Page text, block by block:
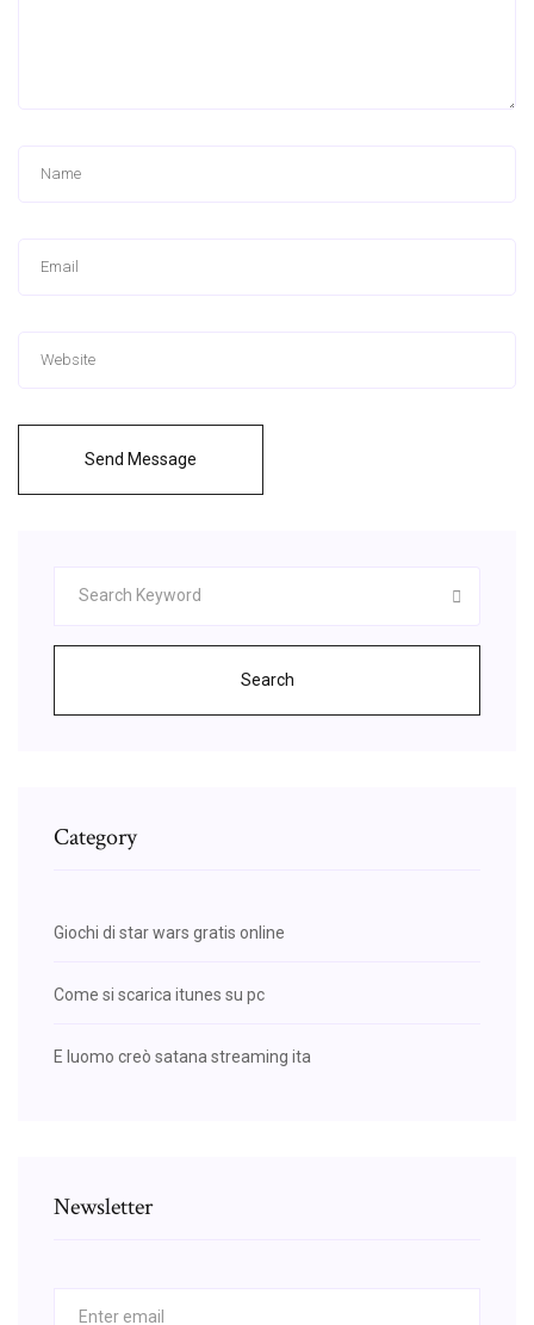
Send Message
Search
Category
Giochi di star wars gratis online
Come si scarica itunes su pc
E luomo creò satana streaming ita
Newsletter